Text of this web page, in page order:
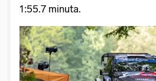
1:55.7 minuta.